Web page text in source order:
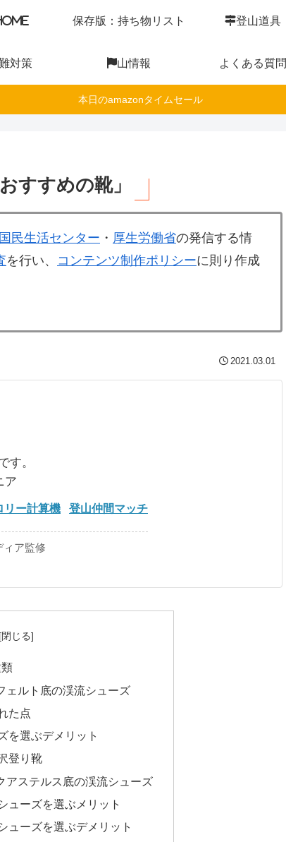
保存版：持ち物リスト 登山道具
対策 山情報 よくある質問
本日のamazonタイムセール
すすめの靴」
国民生活センター ・ 厚生労働省の発信する情
を行い、 コンテンツ制作ポリシーに則り作成
2021.03.01
す。
ア
リー計算機 登山仲間マッチ
ィア監修
ェルト底の渓流シューズ
た点
を選ぶデメリット
登り靴
アステルス底の渓流シューズ
ューズを選ぶメリット
ューズを選ぶデメリット